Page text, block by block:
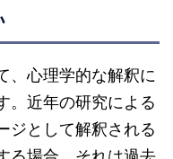
、心理学的な解釈に
。近年の研究による
ジとして解釈される